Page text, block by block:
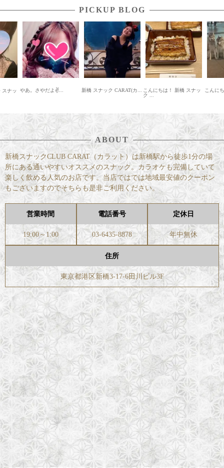
PICKUP BLOG
新橋 スナック CARAT(カ...こんにちは！ 新橋 スナッ
こんにちは❣&#...
新橋
ABOUT
新橋スナックCLUB CARAT（カラット）は新橋駅から徒歩1分の場
所にある通いやすいオススメのスナック。カラオケも完備していて
楽しく飲める人気のお店です。当店ではでは地域最安値のクーポン
もございますのでそちらも是非ご利用ください。
営業時間
19:00～1:00
電話番号
03-6435-8878
定休日
年中無休
住所
東京都港区新橋3-17-6田川ビル3F